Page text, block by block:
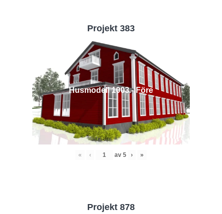
Projekt 383
Husmodell 1003 - Före
« ‹ av 5 › »
Projekt 878